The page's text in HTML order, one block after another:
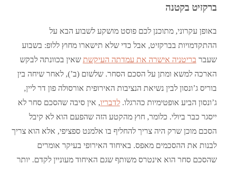
ברקזיט בקטנה
באופן עקרוני, מתוכנן לכם פוסט מושקע לשבוע הבא על
ההתקדמויות בברקזיט, אבל כדי שלא תישארו מחוץ ללופ: בשבוע
שעבר בריטניה אישרה את עמדתה העיקשת שאין בכוונתה לבקש
הארכה למשא ומתן על הסכם הסחר. שלשום (ב’), לאחר שיחה בין
בוריס ג’ונסון לבין נשיאת הנציבות האירופית אורסולה פון דר ליין,
ג’ונסון הביע אופטימיות כהרגלו.לדבריו, אין סיבה שהסכם סחר לא
ייסגר כבר ביולי. כלומר, חוץ מהקטע הזה שהפעם הוא לא קיבל
הסכם מוכן שרק היה צריך להחליף בו אלמנט ספציפי, אלא הוא צריך
לבנות את ההסכמים מאפס. באיחוד האירופי בעיקר אומרים
שהסכם סחר הוא אינטרס משותף שגם האיחוד מעוניין לקדם. יותר